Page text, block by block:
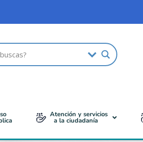
Atención y servicios
a la ciudadanía